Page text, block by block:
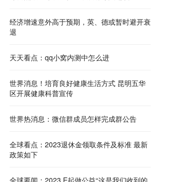
经济增速意外高于预期，英、德或暂时避开衰
退
天天看点：qq小窝内测中怎么进
世界消息！培育良好健康生活方式 昆明五华
区开展健康科普宣传
世界热消息：微信群成员怎样完成群公告
全球看点：2023退休金领取条件及标准 最新
政策如下
全球要闻：2023 E起做公益“这是我们收到的